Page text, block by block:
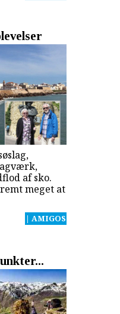
af sko.
meget at
| AMIGOS